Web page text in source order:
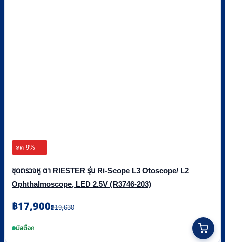
ลด 9%
ชุดตรวจหู ตา RIESTER รุ่น Ri-Scope L3 Otoscope/ L2
Ophthalmoscope, LED 2.5V (R3746-203)
฿19,630
Original
price
was:
฿17,900
Current
price
is:มีสต็อก